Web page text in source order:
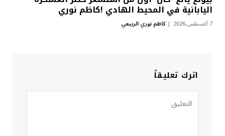
اليابانية في المحيط الهادي !كاظم نوري
7 أغسطس,2026 كاظم نوري الربيعي
اترك تعليقاً